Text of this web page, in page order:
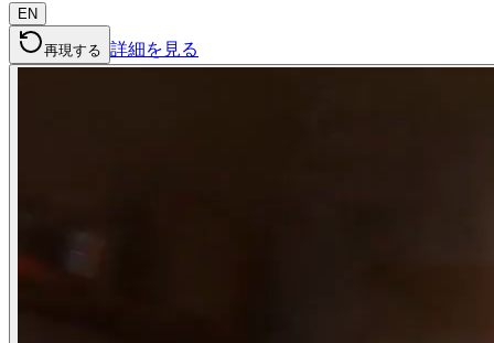
EN
再現する 詳細を見る